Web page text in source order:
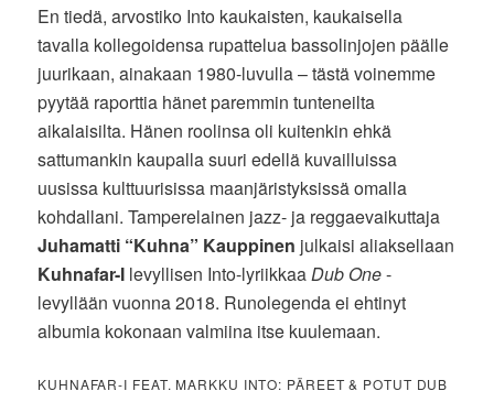
En tiedä, arvostiko Into kaukaisten, kaukaisella
tavalla kollegoidensa rupattelua bassolinjojen päälle
juurikaan, ainakaan 1980-luvulla – tästä voinemme
pyytää raporttia hänet paremmin tunteneilta
aikalaisilta. Hänen roolinsa oli kuitenkin ehkä
sattumankin kaupalla suuri edellä kuvailluissa
uusissa kulttuurisissa maanjäristyksissä omalla
kohdallani. Tamperelainen jazz- ja reggaevaikuttaja
Juhamatti “Kuhna” Kauppinen julkaisi aliaksellaan
Kuhnafar-I levyllisen Into-lyriikkaaDub One-
levyllään vuonna 2018. Runolegenda ei ehtinyt
albumia kokonaan valmiina itse kuulemaan.
KUHNAFAR-I FEAT. MARKKU INTO: PÄREET & POTUT DUB